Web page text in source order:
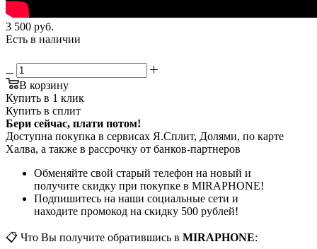
3 500 руб.
Есть в наличии
В корзину
Купить в 1 клик
Купить в сплит
Бери сейчас, плати потом!
Доступна покупка в сервисах Я.Сплит, Долями, по карте
Халва, а также в рассрочку от банков-партнеров
Обменяйте свой старый телефон на новый и
получите скидку при покупке в MIRAPHONE!
Подпишитесь на наши социальные сети и
находите промокод на скидку 500 рублей!
📋 Что Вы получите обратившись в MIRAPHONE: